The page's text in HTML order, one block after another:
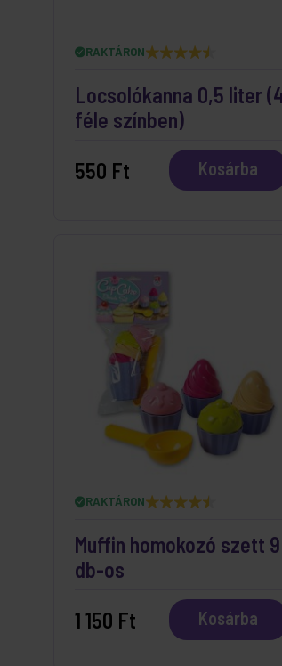
RAKTÁRON
Locsolókanna 0,5 liter
féle színben)
550 Ft
Kosárba
RAKTÁRON
Muffin homokozó szett 9
db-os
1 150 Ft
Kosárba